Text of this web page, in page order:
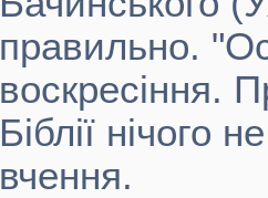
правильно.
воскресіння.
Біблії нічого
вчення.